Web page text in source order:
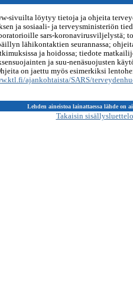
sivuilta löytyy tietoja ja ohjeita
ja sosiaali- ja terveysministeriön
sars-koronavirusviljelystä;
lähikontaktien seurannassa;
ja hoidossa; tiedote
ja suu-nenäsuojusten
on jaettu myös esimerkiksi
ajankohtaista/SARS/
Lehden aineistoa lainattaessa lähde on
Takaisin